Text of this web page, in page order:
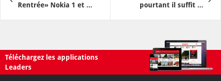
Rentrée» Nokia 1 et ...
pourtant il suffit ...
Téléchargez les applications
Leaders